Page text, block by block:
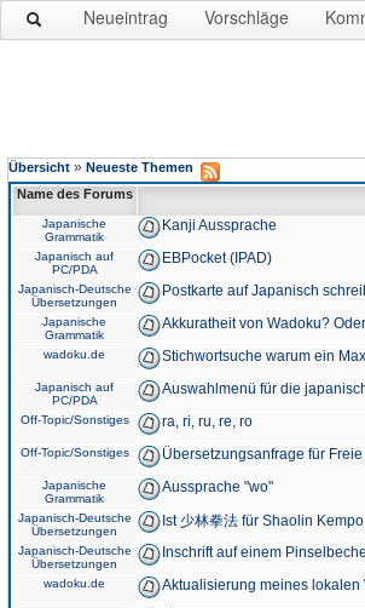
Neueintrag Vorschläge
Übersicht » Neueste Themen
Name des Forums
Japanische
Grammatik
Kanji Aussprache
Japanisch auf
PC/PDA
EBPocket (IPAD)
Japanisch-Deutsche
Übersetzungen
Postkarte auf Japanisch
Japanische
Grammatik
Akkuratheit von Wadoku?
wadoku.de Stichwortsuche warum ein
Japanisch auf
PC/PDA
Auswahlmenü für die
Off-Topic/Sonstiges ra, ri, ru, re, ro
Off-Topic/Sonstiges Übersetzungsanfrage für
Japanische
Grammatik
Aussprache "wo"
Japanisch-Deutsche
Übersetzungen
Ist 少林拳法 für Shaolin
Japanisch-Deutsche
Übersetzungen
Inschrift auf einem
wadoku.de Aktualisierung meines lokalen